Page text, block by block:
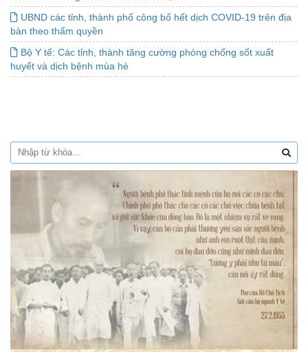
UBND các tỉnh, thành phố công bố hết dịch COVID-19 trên địa
bàn theo thẩm quyền
Bộ Y tế: Các tỉnh, thành tăng cường phòng chống sốt xuất
huyết và dịch bệnh mùa hè